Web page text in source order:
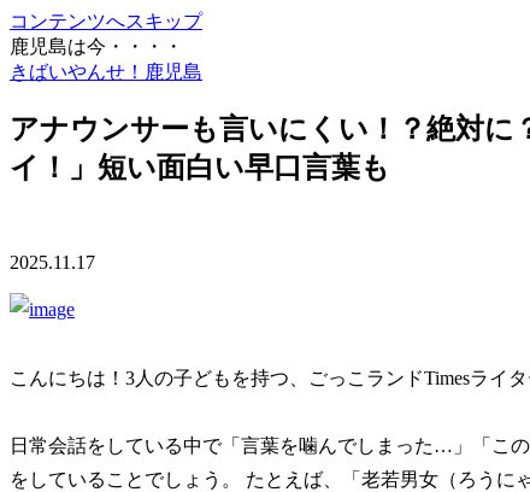
コンテンツへスキップ
鹿児島は今・・・・
きばいやんせ！鹿児島
アナウンサーも言いにくい！？絶対に
イ！」短い面白い早口言葉も
2025.11.17
こんにちは！3人の子どもを持つ、ごっこランドTimesライ
日常会話をしている中で「言葉を噛んでしまった…」「こ
をしていることでしょう。 たとえば、「老若男女（ろう